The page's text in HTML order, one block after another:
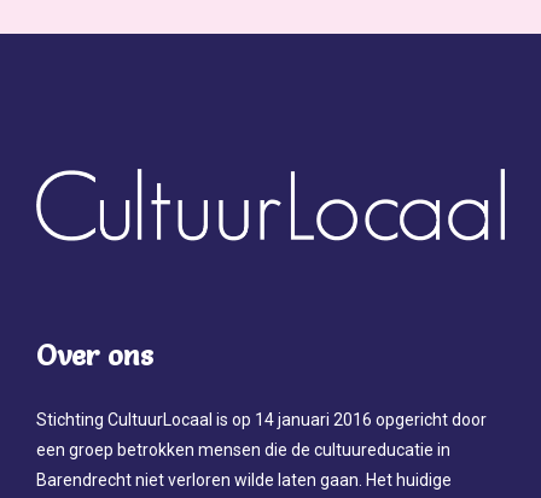
Over ons
Stichting CultuurLocaal is op 14 januari 2016 opgericht door
een groep betrokken mensen die de cultuureducatie in
Barendrecht niet verloren wilde laten gaan. Het huidige